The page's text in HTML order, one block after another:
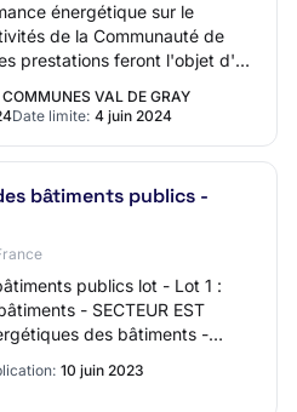
énergétique sur le
de la Communauté de
prestations feront l'objet d'un
et un opérat…
VAL DE GRAY
Date limite: 4 juin 2024
bâtiments publics -
publics lot - Lot 1 :
- SECTEUR EST
des bâtiments -
10 juin 2023